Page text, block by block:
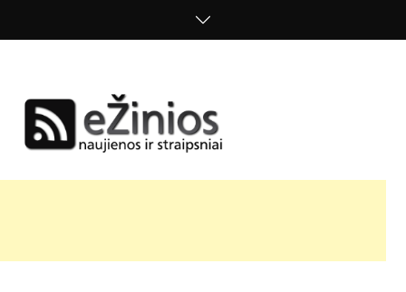
nuomonės